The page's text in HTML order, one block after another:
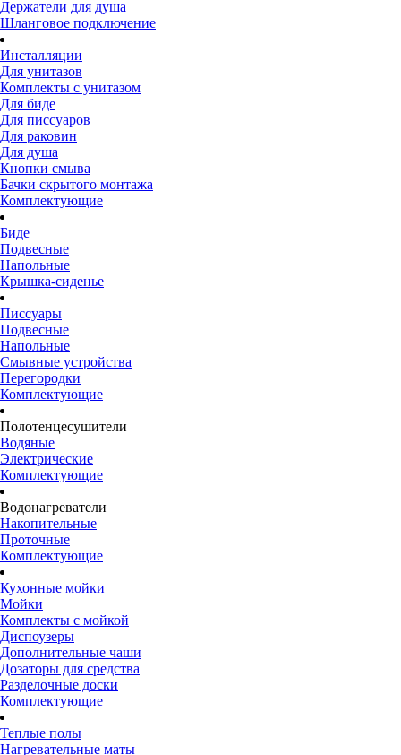
Держатели для душа
Шланговое подключение
Инсталляции
Для унитазов
Комплекты с унитазом
Для биде
Для писсуаров
Для раковин
Для душа
Кнопки смыва
Бачки скрытого монтажа
Комплектующие
Биде
Подвесные
Напольные
Крышка-сиденье
Писсуары
Подвесные
Напольные
Смывные устройства
Перегородки
Комплектующие
Полотенцесушители
Водяные
Электрические
Комплектующие
Водонагреватели
Накопительные
Проточные
Комплектующие
Кухонные мойки
Мойки
Комплекты с мойкой
Диспоузеры
Дополнительные чаши
Дозаторы для средства
Разделочные доски
Комплектующие
Теплые полы
Нагревательные маты